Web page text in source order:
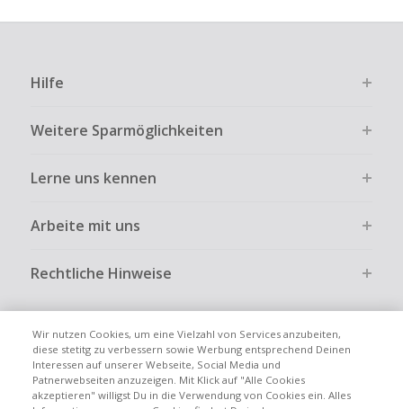
Hilfe
Weitere Sparmöglichkeiten
Lerne uns kennen
Arbeite mit uns
Rechtliche Hinweise
Globale Websites UK US CN JP FR AU
Wir nutzen Cookies, um eine Vielzahl von Services anzubeiten,
diese stetitg zu verbessern sowie Werbung entsprechend Deinen
Interessen auf unserer Webseite, Social Media und
Patnerwebseiten anzuzeigen. Mit Klick auf "Alle Cookies
akzeptieren" willigst Du in die Verwendung von Cookies ein. Alles